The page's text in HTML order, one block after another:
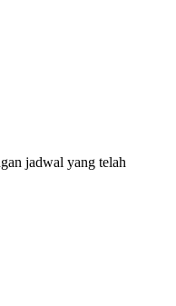
jadwal yang telah